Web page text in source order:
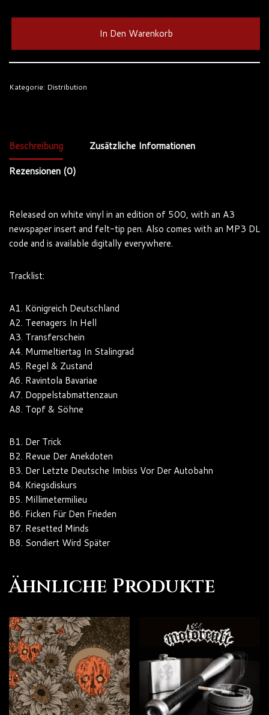
In Den Warenkorb
Kategorie: Distribution
Beschreibung
Zusätzliche Informationen
Rezensionen (0)
Released on white vinyl in an edition of 500, with an A3
newspaper insert and felt-tip pen. Also comes with an MP3 DL
code and is available digitally everywhere.
Tracklist:
A1. Königreich Deutschland
A2. Teenagers In Hell
A3. Transferschein
A4. Murmeltiertag In Stalingrad
A5. Regel & Zustand
A6. Ravintola Bavariae
A7. Doppelstabmattenzaun
A8. Topf & Söhne
B1. Der Trick
B2. Revue Der Anekdoten
B3. Der Letzte Deutsche Imbiss Vor Der Autobahn
B4. Kriegsdiskurs
B5. Millimetermilieu
B6. Ficken Für Den Frieden
B7. Resetted Minds
B8. Sondiert Wird Später
Ähnliche Produkte